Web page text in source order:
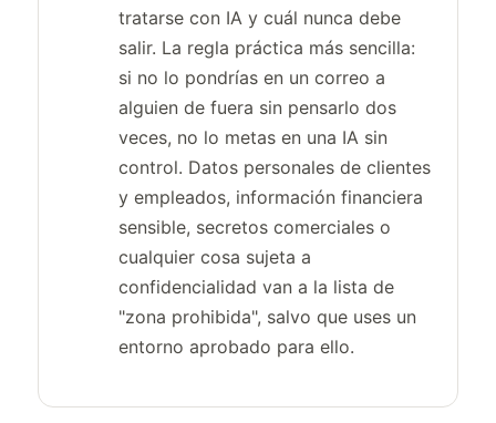
tratarse con IA y cuál nunca debe
salir. La regla práctica más sencilla:
si no lo pondrías en un correo a
alguien de fuera sin pensarlo dos
veces, no lo metas en una IA sin
control. Datos personales de clientes
y empleados, información financiera
sensible, secretos comerciales o
cualquier cosa sujeta a
confidencialidad van a la lista de
"zona prohibida", salvo que uses un
entorno aprobado para ello.